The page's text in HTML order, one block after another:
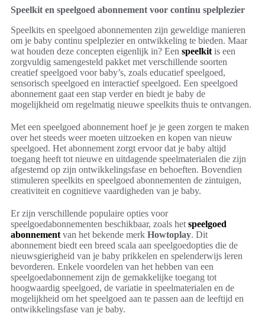
Speelkit en speelgoed abonnement voor continu spelplezier
Speelkits en speelgoed abonnementen zijn geweldige manieren
om je baby continu spelplezier en ontwikkeling te bieden. Maar
wat houden deze concepten eigenlijk in? Een speelkit is een
zorgvuldig samengesteld pakket met verschillende soorten
creatief speelgoed voor baby’s, zoals educatief speelgoed,
sensorisch speelgoed en interactief speelgoed. Een speelgoed
abonnement gaat een stap verder en biedt je baby de
mogelijkheid om regelmatig nieuwe speelkits thuis te ontvangen.
Met een speelgoed abonnement hoef je je geen zorgen te maken
over het steeds weer moeten uitzoeken en kopen van nieuw
speelgoed. Het abonnement zorgt ervoor dat je baby altijd
toegang heeft tot nieuwe en uitdagende speelmaterialen die zijn
afgestemd op zijn ontwikkelingsfase en behoeften. Bovendien
stimuleren speelkits en speelgoed abonnementen de zintuigen,
creativiteit en cognitieve vaardigheden van je baby.
Er zijn verschillende populaire opties voor
speelgoedabonnementen beschikbaar, zoals het speelgoed
abonnement van het bekende merk Howtoplay. Dit
abonnement biedt een breed scala aan speelgoedopties die de
nieuwsgierigheid van je baby prikkelen en spelenderwijs leren
bevorderen. Enkele voordelen van het hebben van een
speelgoedabonnement zijn de gemakkelijke toegang tot
hoogwaardig speelgoed, de variatie in speelmaterialen en de
mogelijkheid om het speelgoed aan te passen aan de leeftijd en
ontwikkelingsfase van je baby.